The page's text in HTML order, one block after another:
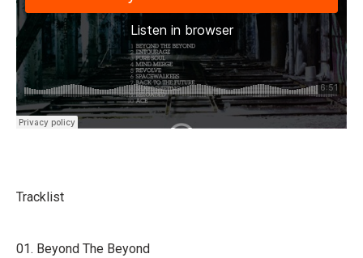
Tracklist
01. Beyond The Beyond